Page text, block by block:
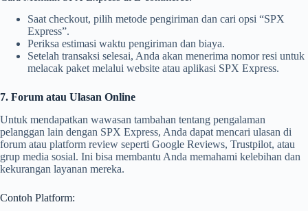
Saat checkout, pilih metode pengiriman dan cari opsi “SPX
Express”.
Periksa estimasi waktu pengiriman dan biaya.
Setelah transaksi selesai, Anda akan menerima nomor resi untuk
melacak paket melalui website atau aplikasi SPX Express.
7. Forum atau Ulasan Online
Untuk mendapatkan wawasan tambahan tentang pengalaman
pelanggan lain dengan SPX Express, Anda dapat mencari ulasan di
forum atau platform review seperti Google Reviews, Trustpilot, atau
grup media sosial. Ini bisa membantu Anda memahami kelebihan dan
kekurangan layanan mereka.
Contoh Platform: